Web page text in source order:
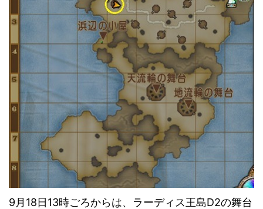
9月18日13時ごろからは、ラーディス王島D2の舞台